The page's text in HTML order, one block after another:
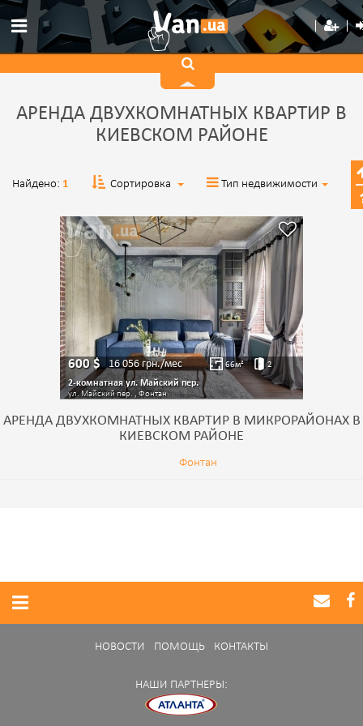
АРЕНДА ДВУХКОМНАТНЫХ КВАРТИР В
КИЕВСКОМ РАЙОНЕ
Найдено: 1 Сортировка Тип недвижимости
600$ 16 056грн./мес 66м² 2
2-комнатная ул. Майский пер.
ул. Майский пер. , Фонтан
АРЕНДА ДВУХКОМНАТНЫХ КВАРТИР В МИКРОРАЙОНАХ В
КИЕВСКОМ РАЙОНЕ
Фонтан
НОВОСТИ ПОМОЩЬ КОНТАКТЫ
НАШИ ПАРТНЕРЫ: